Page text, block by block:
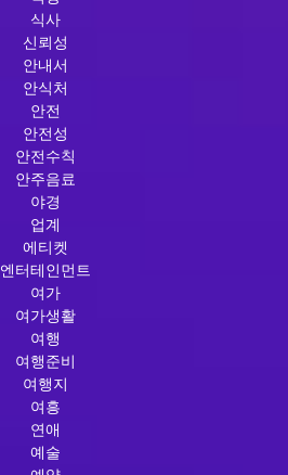
식사
신뢰성
안내서
안식처
안전
안전성
안전수칙
안주음료
야경
업계
에티켓
엔터테인먼트
여가
여가생활
여행
여행준비
여행지
여흥
연애
예술